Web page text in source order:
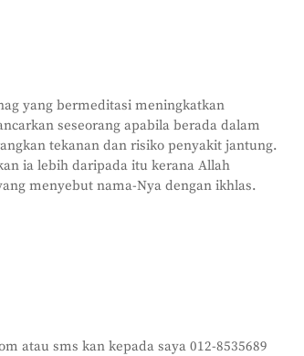
yang bermeditasi meningkatkan
seseorang apabila berada dalam
tekanan dan risiko penyakit jantung.
ia lebih daripada itu kerana Allah
menyebut nama-Nya dengan ikhlas.
atau sms kan kepada saya 012-8535689